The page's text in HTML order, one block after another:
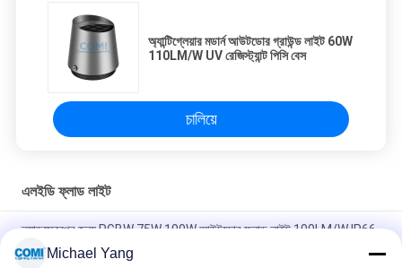
অ্যান্টিগ্লেয়ার মডার্ন আউটডোর গ্রাউন্ড লাইট 60W
110LM/W UV রেজিস্ট্যান্ট পিসি বেস
চালিয়ে
এলইডি ফ্লাড লাইট
ল্যান্ডস্কেপের জন্য RGBW 75W 100W আউটডোর ফ্লাড লাইট 100LM/W IP66
4000LM
Michael Yang